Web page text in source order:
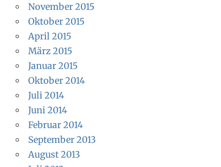
November 2015
Oktober 2015
April 2015
März 2015
Januar 2015
Oktober 2014
Juli 2014
Juni 2014
Februar 2014
September 2013
August 2013